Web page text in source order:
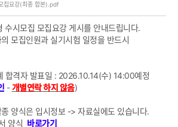
집요강(최종 합본).pdf
수시모집 모집요강 게시를 안내드립니다.
모집인원과 실기시험 일정을 반드시
합격자 발표일 : 2026.10.14(수) 14:00예정
-개별연락 하지 않음)
양식은 입시정보 -> 자료실에도 있습니다.
양식 바로가기